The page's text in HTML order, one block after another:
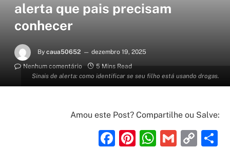
Sinais de alerta: como identificar se seu filho está usando drogas.
alerta que pais precisam
conhecer
By caua50652
dezembro 19, 2025
Nenhum comentário
5 Mins Read
Amou este Post? Compartilhe ou Salve:
Facebook
Pinterest
Gmail